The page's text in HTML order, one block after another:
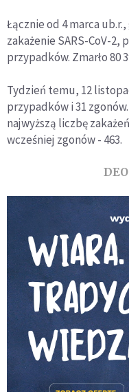
Łącznie od 4 marca
zakażenie SARS-CoV-2,
przypadków. Zmarło 80
Tydzień temu, 12
przypadków i 31
najwyższą liczbę
wcześniej zgonów - 463.